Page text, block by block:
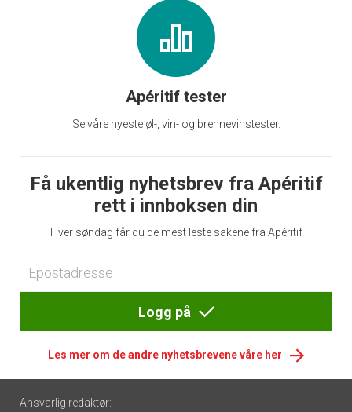
Apéritif tester
Se våre nyeste øl-, vin- og brennevinstester.
Få ukentlig nyhetsbrev fra Apéritif
rett i innboksen din
Hver søndag får du de mest leste sakene fra Apéritif
Logg på
Les mer om de andre nyhetsbrevene våre her
Footer
Ansvarlig redaktør: